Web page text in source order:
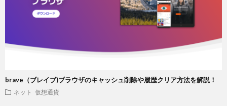
brave（ブレイブ)ブラウザのキャッシュ削除や履歴クリア方法を解説！
ネット 仮想通貨